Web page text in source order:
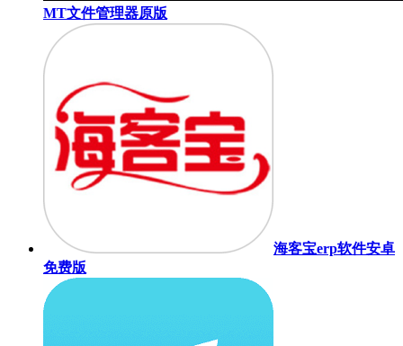
MT文件管理器原版
海客宝erp软件安卓
免费版